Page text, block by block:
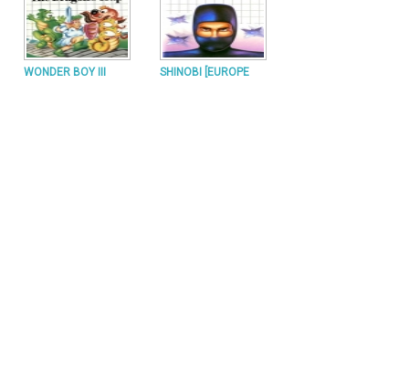
WONDER BOY III SHINOBI [EUROPE